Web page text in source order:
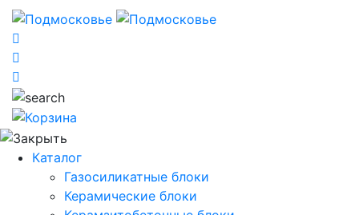
Каталог
Газосиликатные блоки
Керамические блоки